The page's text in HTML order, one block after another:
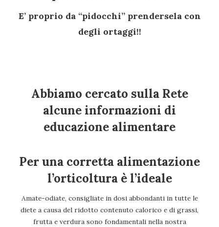
E’ proprio da “pidocchi” prendersela con
degli ortaggi!!
Abbiamo cercato sulla Rete
alcune informazioni di
educazione alimentare
Per una corretta alimentazione
l’orticoltura è l’ideale
Amate-odiate, consigliate in dosi abbondanti in tutte le
diete a causa del ridotto contenuto calorico e di grassi,
frutta e verdura sono fondamentali nella nostra